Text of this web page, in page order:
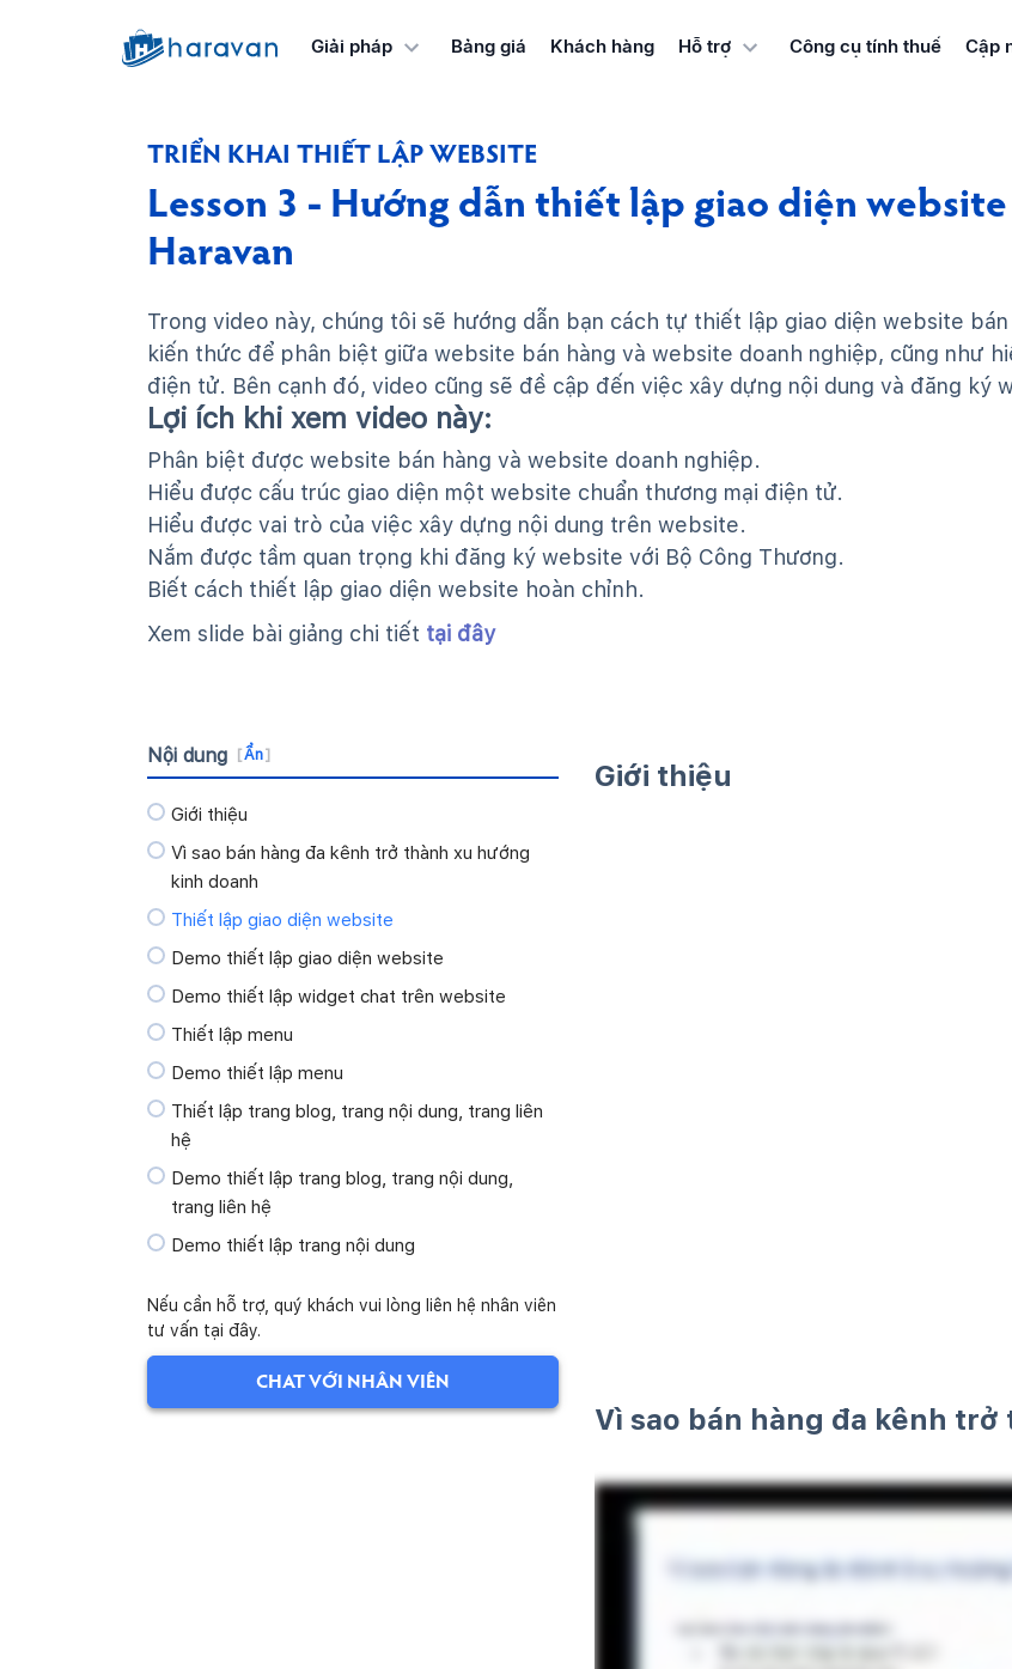
Giải pháp Bảng giá Khách hàng Hỗ trợ Công cụ tính thuế Cập
TRIỂN KHAI THIẾT LẬP WEBSITE
Lesson 3 - Hướng dẫn thiết lập giao diện
Haravan
Trong video này, chúng tôi sẽ hướng dẫn bạn cách tự thiết lập giao diện website
kiến thức để phân biệt giữa website bán hàng và website doanh nghiệp, cũng như
điện tử. Bên cạnh đó, video cũng sẽ đề cập đến việc xây dựng nội dung và đăng ký
Lợi ích khi xem video này:
Phân biệt được website bán hàng và website doanh nghiệp.
Hiểu được cấu trúc giao diện một website chuẩn thương mại điện tử.
Hiểu được vai trò của việc xây dựng nội dung trên website.
Nắm được tầm quan trọng khi đăng ký website với Bộ Công Thương.
Biết cách thiết lập giao diện website hoàn chỉnh.
Xem slide bài giảng chi tiết tại đây
Nội dung [Ẩn]
Giới thiệu
Vì sao bán hàng đa kênh trở thành xu hướng
kinh doanh
Thiết lập giao diện website
Demo thiết lập giao diện website
Demo thiết lập widget chat trên website
Thiết lập menu
Demo thiết lập menu
Thiết lập trang blog, trang nội dung, trang liên
hệ
Demo thiết lập trang blog, trang nội dung,
trang liên hệ
Demo thiết lập trang nội dung
Thiết lập phương thức vận hành
Demo thiết lập địa chỉ và kho hàng
Nếu cần hỗ trợ, quý khách vui lòng liên hệ nhân viên
tư vấn tại đây.
CHAT VỚI NHÂN VIÊN
Giới thiệu
Vì sao bán hàng đa kênh